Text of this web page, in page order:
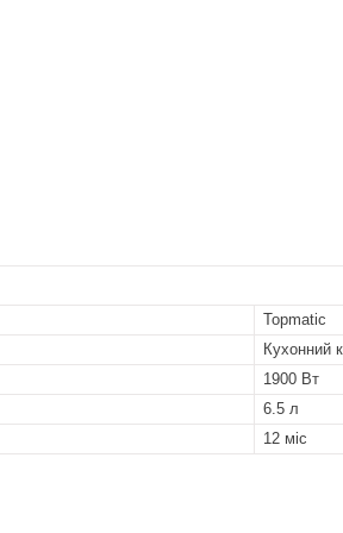
Topmatic
Кухонний
1900 Вт
6.5 л
12 міс